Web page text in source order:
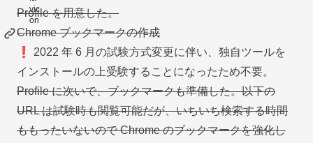
Profile を用意した。
Chrome ブックマークの作成
❗ 2022 年 6 月の試験方式変更に伴い、独自ツールを
インストールの上受験することになったため不要。
Profile に次いで、ブックマークも準備した。以下の
URL は試験時も閲覧可能だが、いちいち検索する時間
ももったいないので Chrome のブックマークを強化し